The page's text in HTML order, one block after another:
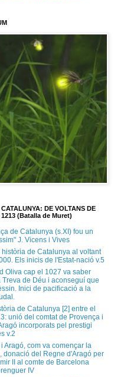
DE VOLTANS DE
(Batalla de Muret)
de Catalunya (s.XI) fou un
J. Vicens i Vives
història de Catalunya al voltant
Els inicis de l'Estat-nació v.5
Oliva cap el 1027 va saber
Treva de Déu i aconseguí que
Inici de pacificació a la
de Catalunya [2] entre el
unió del comtat de Provença i
incorporats pel prestigi
v.2
Aragó, com va començar la
donació del Regne d'Aragó per
II al comte de Barcelona
IV